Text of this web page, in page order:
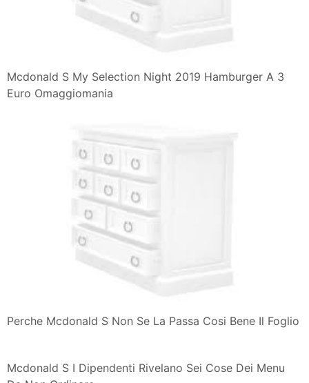
Mcdonald S My Selection Night 2019 Hamburger A 3
Euro Omaggiomania